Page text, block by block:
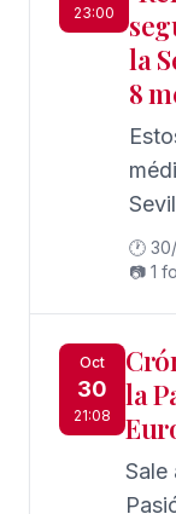
23:00
la
8
Santa escrito por
🕐
📷 1
Oct
30
21:08
la
Sale